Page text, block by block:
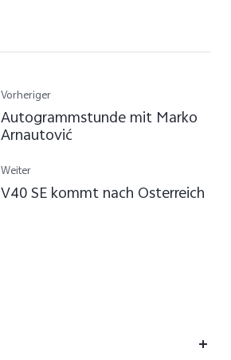
Vorheriger
Autogrammstunde mit Marko
Arnautović
Weiter
V40 SE kommt nach Österreich